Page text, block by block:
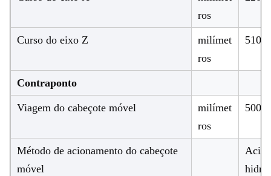
ros
Curso do eixo Z
milímet
ros
510
Contraponto
Viagem do cabeçote móvel
milímet
ros
500
Método de acionamento do cabeçote
móvel